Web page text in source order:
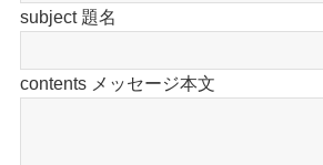
subject 題名
contents メッセージ本文